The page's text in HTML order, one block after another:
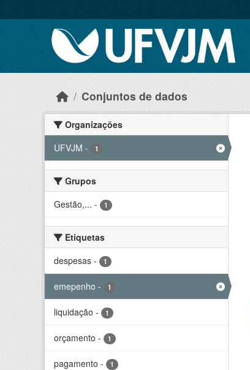
Conjuntos de dados
Organizações
UFVJM - 1
Grupos
Gestão,... - 1
Etiquetas
despesas - 1
emepenho - 1
liquidação - 1
orçamento - 1
pagamento - 1